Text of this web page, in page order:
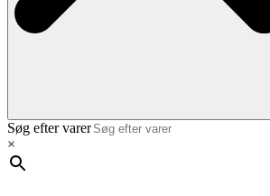
Søg efter varer
×